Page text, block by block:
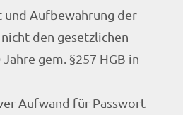
und Aufbewahrung der
den gesetzlichen
gem. §257 HGB in
Aufwand für Passwort-